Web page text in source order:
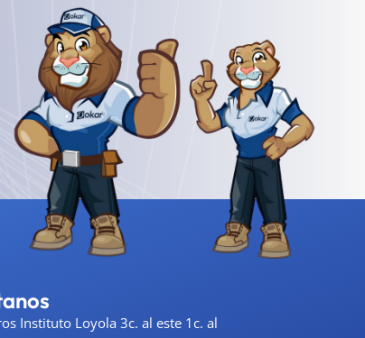
Instituto Loyola 3c. al este 1c. al